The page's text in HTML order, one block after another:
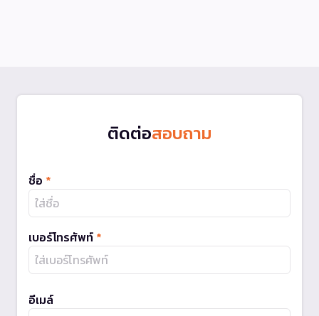
ติดต่อสอบถาม
ชื่อ *
เบอร์โทรศัพท์ *
อีเมล์